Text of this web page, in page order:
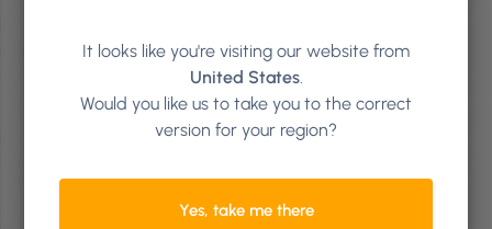
It looks like you're visiting our website from
United States.
Would you like us to take you to the correct
version for your region?
Yes, take me there